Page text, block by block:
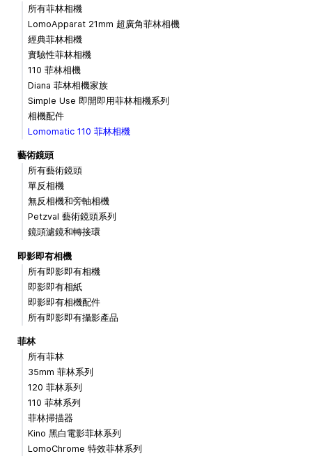
所有菲林相機
LomoApparat 21mm 超廣角菲林相機
經典菲林相機
實驗性菲林相機
110 菲林相機
Diana 菲林相機家族
Simple Use 即開即用菲林相機系列
相機配件
Lomomatic 110 菲林相機
藝術鏡頭
所有藝術鏡頭
單反相機
無反相機和旁軸相機
Petzval 藝術鏡頭系列
鏡頭濾鏡和轉接環
即影即有相機
所有即影即有相機
即影即有相紙
即影即有相機配件
所有即影即有攝影產品
菲林
所有菲林
35mm 菲林系列
120 菲林系列
110 菲林系列
菲林掃描器
Kino 黑白電影菲林系列
LomoChrome 特效菲林系列